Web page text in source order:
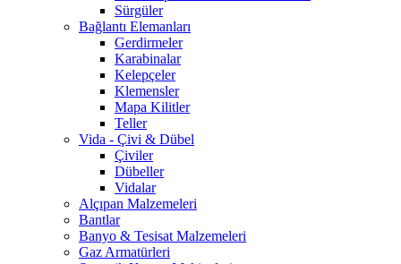
Sürgüler
Bağlantı Elemanları
Gerdirmeler
Karabinalar
Kelepçeler
Klemensler
Mapa Kilitler
Teller
Vida - Çivi & Dübel
Çiviler
Dübeller
Vidalar
Alçıpan Malzemeleri
Bantlar
Banyo & Tesisat Malzemeleri
Gaz Armatürleri